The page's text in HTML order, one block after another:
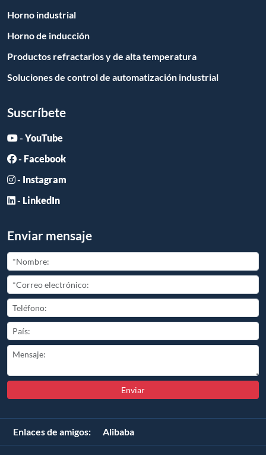
Horno industrial
Horno de inducción
Productos refractarios y de alta temperatura
Soluciones de control de automatización industrial
Suscríbete
- YouTube
- Facebook
- Instagram
- LinkedIn
Enviar mensaje
Enviar
Enlaces de amigos: Alibaba